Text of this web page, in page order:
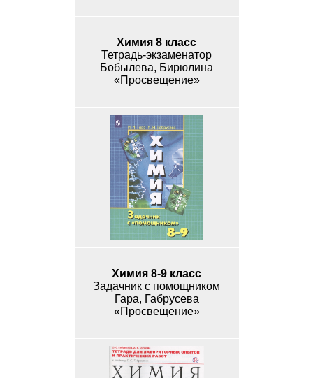
Химия 8 класс
Тетрадь-экзаменатор
Бобылева, Бирюлина
«Просвещение»
Химия 8-9 класс
Задачник с помощником
Гара, Габрусева
«Просвещение»